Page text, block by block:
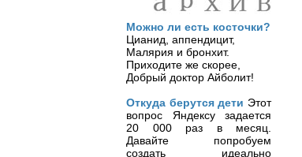
Можно ли есть косточки?
Цианид, аппендицит,
Малярия и бронхит.
Приходите же скорее,
Добрый доктор Айболит!
Откуда берутся дети Этот
вопрос Яндексу задается
20 000 раз в месяц.
Давайте попробуем
создать идеально